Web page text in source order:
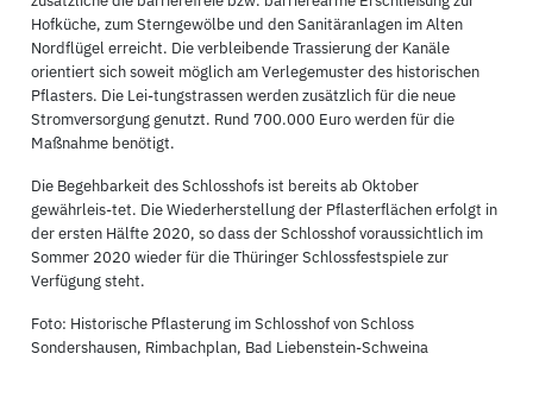
Hofküche, zum Sterngewölbe und den Sanitäranlagen im Alten
Nordflügel erreicht. Die verbleibende Trassierung der Kanäle
orientiert sich soweit möglich am Verlegemuster des historischen
Pflasters. Die Lei-tungstrassen werden zusätzlich für die neue
Stromversorgung genutzt. Rund 700.000 Euro werden für die
Maßnahme benötigt.
Die Begehbarkeit des Schlosshofs ist bereits ab Oktober
gewährleis-tet. Die Wiederherstellung der Pflasterflächen erfolgt in
der ersten Hälfte 2020, so dass der Schlosshof voraussichtlich im
Sommer 2020 wieder für die Thüringer Schlossfestspiele zur
Verfügung steht.
Foto: Historische Pflasterung im Schlosshof von Schloss
Sondershausen, Rimbachplan, Bad Liebenstein-Schweina